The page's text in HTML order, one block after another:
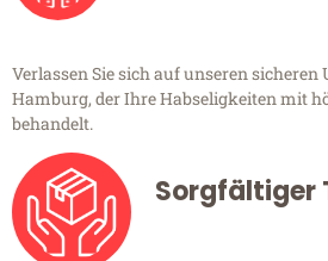
Verlassen Sie sich auf unseren sicheren
Hamburg, der Ihre Habseligkeiten mit
behandelt.
Sorgfältiger